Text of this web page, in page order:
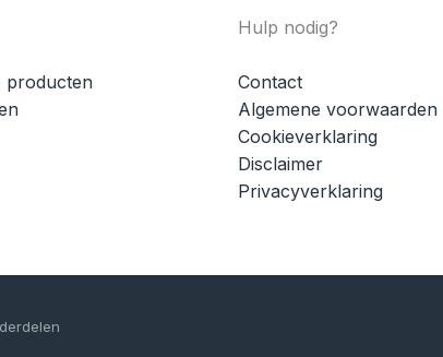
producten
Hulp nodig?
Contact
Algemene voorwaarden
Cookieverklaring
Disclaimer
Privacyverklaring